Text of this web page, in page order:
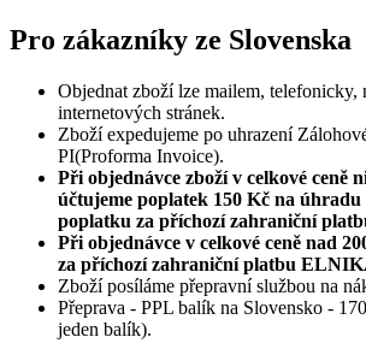
Pro zákazníky ze Slovenska
Objednat zboží lze mailem, telefonicky,
internetových stránek.
Zboží expedujeme po uhrazení
PI(Proforma Invoice).
Při objednávce zboží v celkové ceně
účtujeme poplatek 150 Kč na
poplatku za příchozí zahraniční
Při objednávce v celkové ceně nad
za příchozí zahraniční platbu
Zboží posíláme přepravní službou na
Přeprava - PPL balík na Slovensko -
jeden balík).